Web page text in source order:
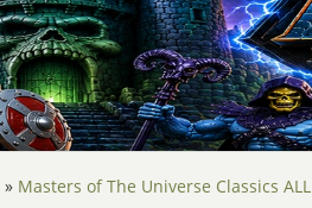
» Masters of The Universe Classics ALL